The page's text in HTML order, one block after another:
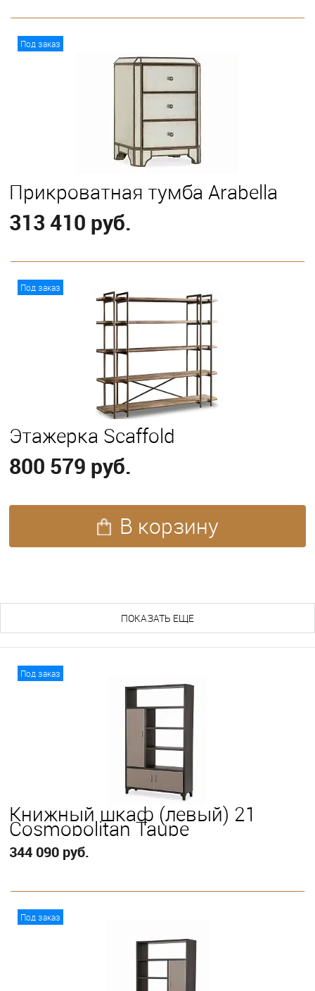
Под заказ
Прикроватная тумба Arabella
313 410 руб.
Под заказ
Этажерка Scaffold
800 579 руб.
В корзину
ПОКАЗАТЬ ЕЩЕ
Под заказ
Книжный шкаф (левый) 21
Cosmopolitan Taupe
344 090 руб.
Под заказ